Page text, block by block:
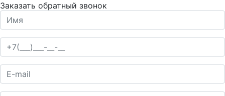
Заказать обратный звонок